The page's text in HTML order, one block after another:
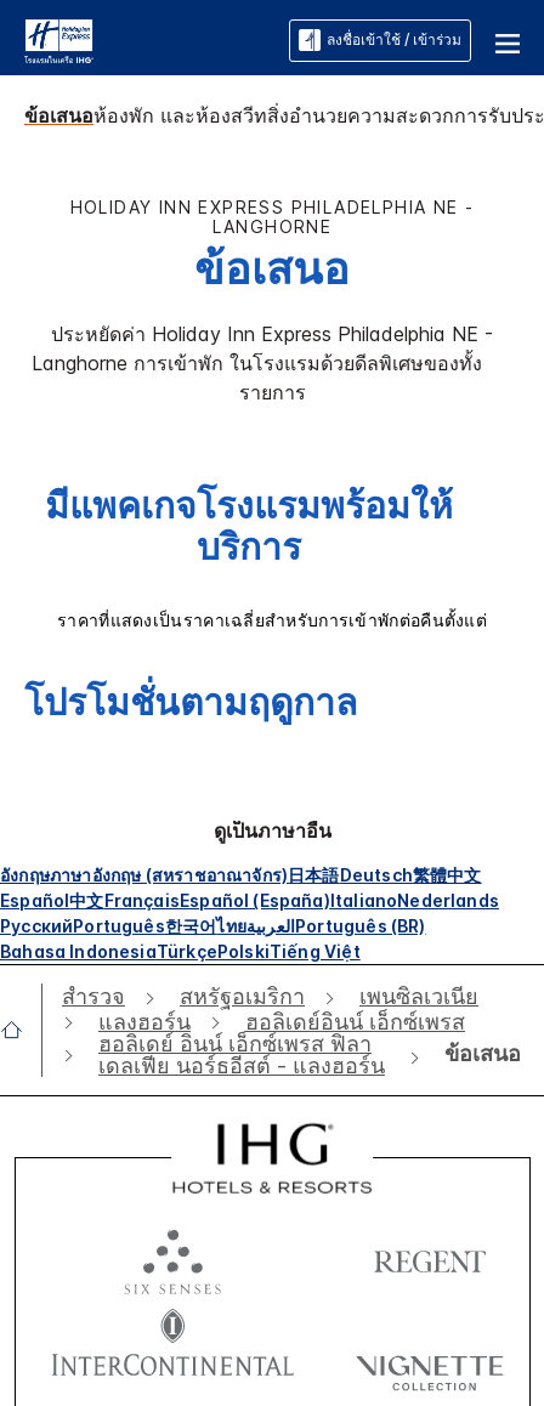
ลงชื่อเข้าใช้ / เข้าร่วม
ข้อเสนอห้องพัก และห้องสวีทสิ่งอำนวยความสะดวกการรับปร
HOLIDAY INN EXPRESS PHILADELPHIA NE -
LANGHORNE
ข้อเสนอ
ประหยัดค่า Holiday Inn Express Philadelphia NE -
Langhorne การเข้าพัก ในโรงแรมด้วยดีลพิเศษของทั้ง ​ ​ ​ ​ ​
รายการ
มีแพคเกจโรงแรมพร้อมให้
บริการ
ราคาที่แสดงเป็นราคาเฉลี่ยสำหรับการเข้าพักต่อคืนตั้งแต่
โปรโมชั่นตามฤดูกาล
ดูเป็นภาษาอื่น
อังกฤษภาษาอังกฤษ (สหราชอาณาจักร)日本語Deutsch繁體中文
Español中文FrançaisEspañol (España)ItalianoNederlands
РусскийPortuguês한국어ไทยالعربيةPortuguês (BR)
Bahasa IndonesiaTürkçePolskiTiếng Việt
สำรวจ สหรัฐอเมริกา
เพนซิลเวเนีย
แลงฮอร์น
ฮอลิเดย์อินน์ เอ็กซ์เพรส
ฮอลิเดย์ อินน์ เอ็กซ์เพรส ฟิลา
เดลเฟีย นอร์ธอีสต์ - แลงฮอร์น
ข้อเสนอ